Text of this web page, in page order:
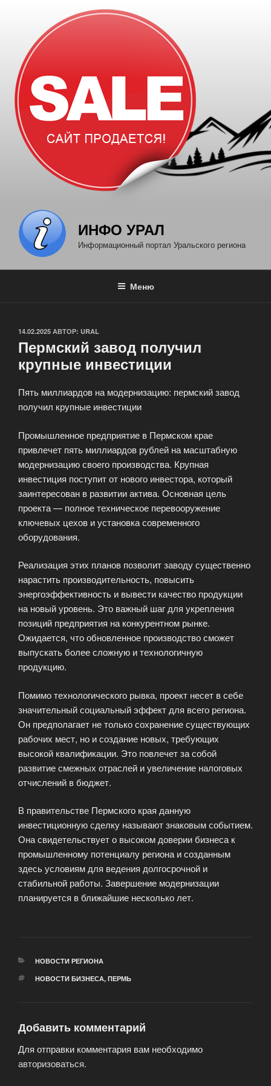
содержимому
ИНФО УРАЛ
Информационный портал Уральского региона
Меню
ОПУБЛИКОВАНО
14.02.2025 АВТОР: URAL
Пермский завод получил
крупные инвестиции
Пять миллиардов на модернизацию: пермский завод
получил крупные инвестиции
Промышленное предприятие в Пермском крае
привлечет пять миллиардов рублей на масштабную
модернизацию своего производства. Крупная
инвестиция поступит от нового инвестора, который
заинтересован в развитии актива. Основная цель
проекта — полное техническое перевооружение
ключевых цехов и установка современного
оборудования.
Реализация этих планов позволит заводу существенно
нарастить производительность, повысить
энергоэффективность и вывести качество продукции
на новый уровень. Это важный шаг для укрепления
позиций предприятия на конкурентном рынке.
Ожидается, что обновленное производство сможет
выпускать более сложную и технологичную
продукцию.
Помимо технологического рывка, проект несет в себе
значительный социальный эффект для всего региона.
Он предполагает не только сохранение существующих
рабочих мест, но и создание новых, требующих
высокой квалификации. Это повлечет за собой
развитие смежных отраслей и увеличение налоговых
отчислений в бюджет.
В правительстве Пермского края данную
инвестиционную сделку называют знаковым событием.
Она свидетельствует о высоком доверии бизнеса к
промышленному потенциалу региона и созданным
здесь условиям для ведения долгосрочной и
стабильной работы. Завершение модернизации
планируется в ближайшие несколько лет.
РУБРИКИ
НОВОСТИ РЕГИОНА
МЕТКИ
НОВОСТИ БИЗНЕСА, ПЕРМЬ
Добавить комментарий
Для отправки комментария вам необходимо
авторизоваться.